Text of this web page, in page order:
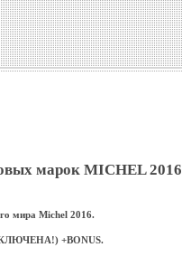
марок MICHEL 2016
мира Michel 2016.
+BONUS.